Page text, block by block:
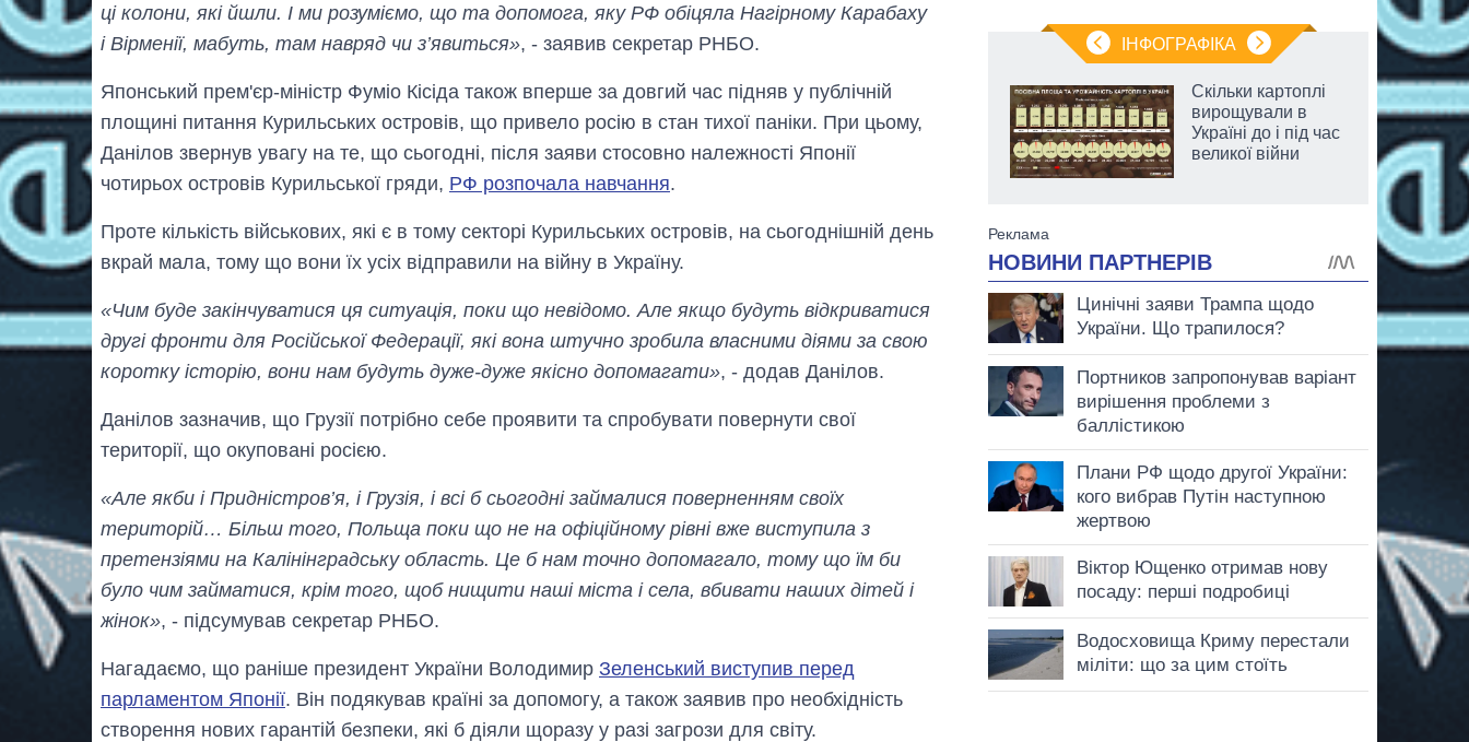
ці колони, які йшли. І ми розуміємо, що та допомога, яку РФ обіцяла Нагірному Карабаху
і Вірменії, мабуть, там навряд чи з’явиться», - заявив секретар РНБО.
Японський прем'єр-міністр Фуміо Кісіда також вперше за довгий час підняв у публічній
площині питання Курильських островів, що привело росію в стан тихої паніки. При цьому,
Данілов звернув увагу на те, що сьогодні, після заяви стосовно належності Японії
чотирьох островів Курильської гряди, РФ розпочала навчання.
Проте кількість військових, які є в тому секторі Курильських островів, на сьогоднішній день
вкрай мала, тому що вони їх усіх відправили на війну в Україну.
«Чим буде закінчуватися ця ситуація, поки що невідомо. Але якщо будуть відкриватися
другі фронти для Російської Федерації, які вона штучно зробила власними діями за свою
коротку історію, вони нам будуть дуже-дуже якісно допомагати», - додав Данілов.
Данілов зазначив, що Грузії потрібно себе проявити та спробувати повернути свої
території, що окуповані росією.
«Але якби і Придністров’я, і Грузія, і всі б сьогодні займалися поверненням своїх
територій… Більш того, Польща поки що не на офіційному рівні вже виступила з
претензіями на Калінінградську область. Це б нам точно допомагало, тому що їм би
було чим займатися, крім того, щоб нищити наші міста і села, вбивати наших дітей і
жінок», - підсумував секретар РНБО.
Нагадаємо, що раніше президент України Володимир Зеленський виступив перед
парламентом Японії. Він подякував країні за допомогу, а також заявив про необхідність
створення нових гарантій безпеки, які б діяли щоразу у разі загрози для світу.
ІНФОГРАФІКА
Як за 10 років
змінилася кількість
вступників на
бакалаврат,
Скільки картоплі
вирощували в
Україні до і під час
великої війни